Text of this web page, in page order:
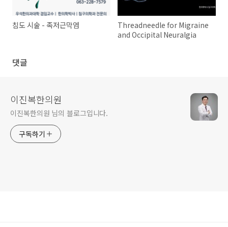
침도 시술 - 족저근막염
Threadneedle for Migraine
and Occipital Neuralgia
댓글
이진복한의원
이진복한의원 님의 블로그입니다.
구독하기